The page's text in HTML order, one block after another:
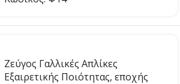
Ζεύγος Γαλλικές Απλίκες
Εξαιρετικής Ποιότητας, εποχής